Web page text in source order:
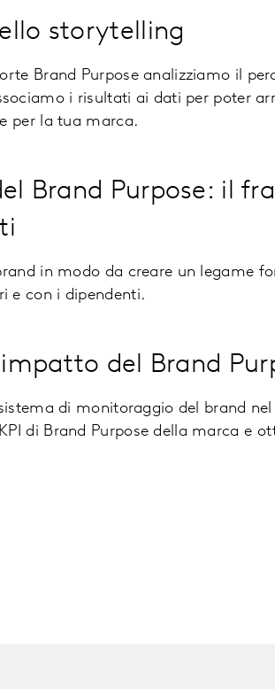
storytelling
Brand Purpose analizziamo il
i risultati ai dati per poter
per la tua marca.
Brand Purpose: il
in modo da creare un legame
e con i dipendenti.
del Brand
di monitoraggio del brand
di Brand Purpose della marca e